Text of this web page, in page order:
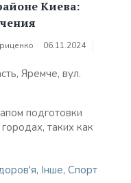
Киева:
06.11.2024
Яремче, вул.
подготовки
таких как
, Інше, Спорт